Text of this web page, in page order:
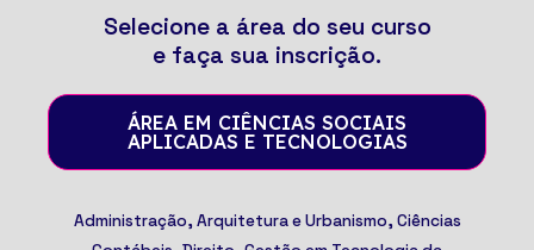
Selecione a área do seu curso
e faça sua inscrição.
ÁREA EM CIÊNCIAS SOCIAIS
APLICADAS E TECNOLOGIAS
Administração, Arquitetura e Urbanismo, Ciências